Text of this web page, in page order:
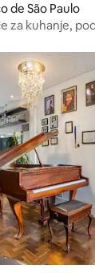
de São Paulo
za kuhanje,
s oznakom